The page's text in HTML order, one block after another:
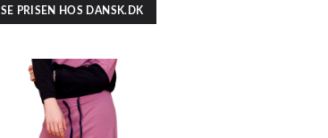
SE PRISEN HOS DANSK.DK